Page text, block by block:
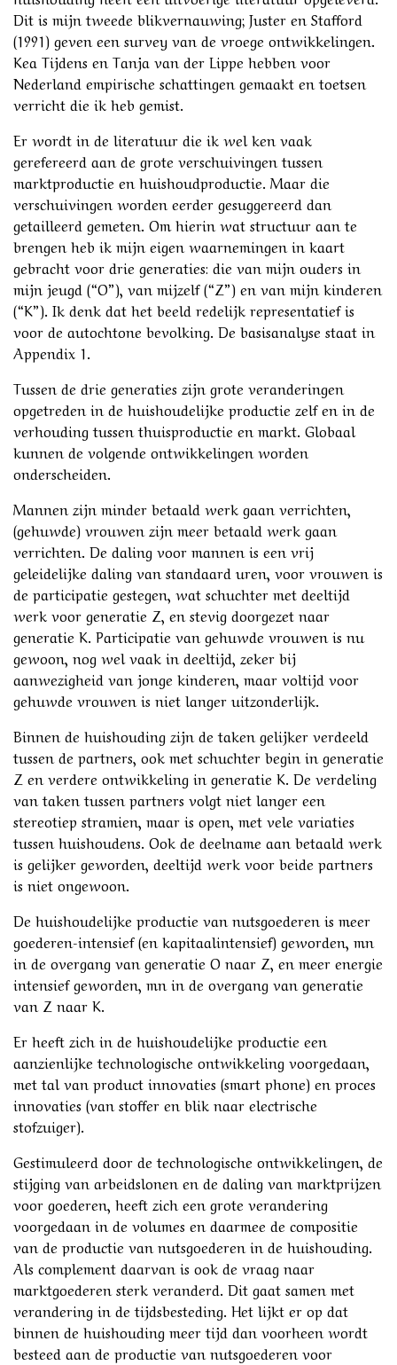
Dit is mijn tweede blikvernauwing; Juster en Stafford
(1991) geven een survey van de vroege ontwikkelingen.
Kea Tijdens en Tanja van der Lippe hebben voor
Nederland empirische schattingen gemaakt en toetsen
verricht die ik heb gemist.
Er wordt in de literatuur die ik wel ken vaak
gerefereerd aan de grote verschuivingen tussen
marktproductie en huishoudproductie. Maar die
verschuivingen worden eerder gesuggereerd dan
getailleerd gemeten. Om hierin wat structuur aan te
brengen heb ik mijn eigen waarnemingen in kaart
gebracht voor drie generaties: die van mijn ouders in
mijn jeugd (“O”), van mijzelf (“Z”) en van mijn kinderen
(“K”). Ik denk dat het beeld redelijk representatief is
voor de autochtone bevolking. De basisanalyse staat in
Appendix 1.
Tussen de drie generaties zijn grote veranderingen
opgetreden in de huishoudelijke productie zelf en in de
verhouding tussen thuisproductie en markt. Globaal
kunnen de volgende ontwikkelingen worden
onderscheiden.
Mannen zijn minder betaald werk gaan verrichten,
(gehuwde) vrouwen zijn meer betaald werk gaan
verrichten. De daling voor mannen is een vrij
geleidelijke daling van standaard uren, voor vrouwen is
de participatie gestegen, wat schuchter met deeltijd
werk voor generatie Z, en stevig doorgezet naar
generatie K. Participatie van gehuwde vrouwen is nu
gewoon, nog wel vaak in deeltijd, zeker bij
aanwezigheid van jonge kinderen, maar voltijd voor
gehuwde vrouwen is niet langer uitzonderlijk.
Binnen de huishouding zijn de taken gelijker verdeeld
tussen de partners, ook met schuchter begin in generatie
Z en verdere ontwikkeling in generatie K. De verdeling
van taken tussen partners volgt niet langer een
stereotiep stramien, maar is open, met vele variaties
tussen huishoudens. Ook de deelname aan betaald werk
is gelijker geworden, deeltijd werk voor beide partners
is niet ongewoon.
De huishoudelijke productie van nutsgoederen is meer
goederen-intensief (en kapitaalintensief) geworden, mn
in de overgang van generatie O naar Z, en meer energie
intensief geworden, mn in de overgang van generatie
van Z naar K.
Er heeft zich in de huishoudelijke productie een
aanzienlijke technologische ontwikkeling voorgedaan,
met tal van product innovaties (smart phone) en proces
innovaties (van stoffer en blik naar electrische
stofzuiger).
Gestimuleerd door de technologische ontwikkelingen, de
stijging van arbeidslonen en de daling van marktprijzen
voor goederen, heeft zich een grote verandering
voorgedaan in de volumes en daarmee de compositie
van de productie van nutsgoederen in de huishouding.
Als complement daarvan is ook de vraag naar
marktgoederen sterk veranderd. Dit gaat samen met
verandering in de tijdsbesteding. Het lijkt er op dat
binnen de huishouding meer tijd dan voorheen wordt
besteed aan de productie van nutsgoederen voor